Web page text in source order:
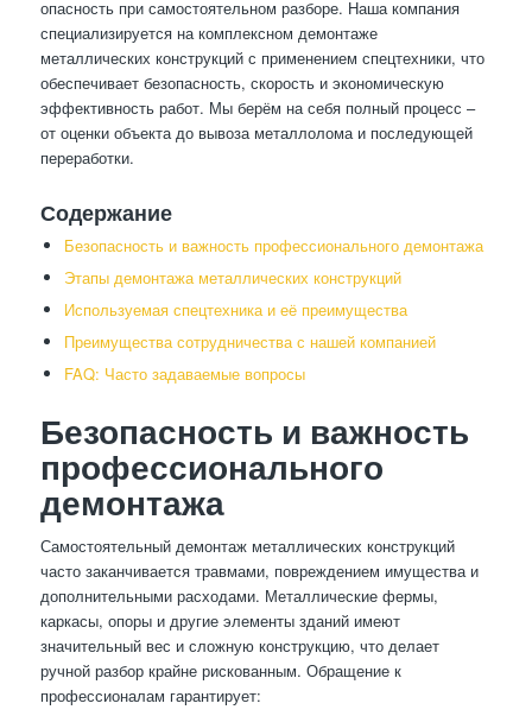
опасность при самостоятельном разборе. Наша компания
специализируется на комплексном демонтаже
металлических конструкций с применением спецтехники, что
обеспечивает безопасность, скорость и экономическую
эффективность работ. Мы берём на себя полный процесс –
от оценки объекта до вывоза металлолома и последующей
переработки.
Содержание
Безопасность и важность профессионального демонтажа
Этапы демонтажа металлических конструкций
Используемая спецтехника и её преимущества
Преимущества сотрудничества с нашей компанией
FAQ: Часто задаваемые вопросы
Безопасность и важность
профессионального
демонтажа
Самостоятельный демонтаж металлических конструкций
часто заканчивается травмами, повреждением имущества и
дополнительными расходами. Металлические фермы,
каркасы, опоры и другие элементы зданий имеют
значительный вес и сложную конструкцию, что делает
ручной разбор крайне рискованным. Обращение к
профессионалам гарантирует: